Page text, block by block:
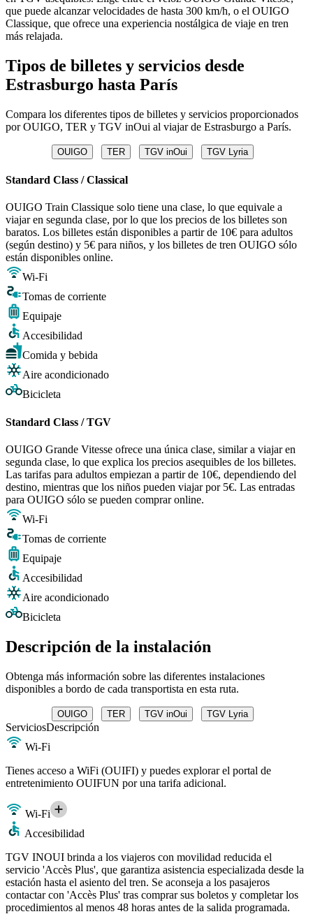
que puede alcanzar velocidades de hasta 300 km/h, o el OUIGO
Classique, que ofrece una experiencia nostálgica de viaje en tren
más relajada.
Tipos de billetes y servicios desde
Estrasburgo hasta París
Compara los diferentes tipos de billetes y servicios proporcionados
por OUIGO, TER y TGV inOui al viajar de Estrasburgo a París.
OUIGO TER TGV inOui TGV Lyria
Standard Class / Classical
OUIGO Train Classique solo tiene una clase, lo que equivale a
viajar en segunda clase, por lo que los precios de los billetes son
baratos. Los billetes están disponibles a partir de 10€ para adultos
(según destino) y 5€ para niños, y los billetes de tren OUIGO sólo
están disponibles online.
Wi-Fi
Tomas de corriente
Equipaje
Accesibilidad
Comida y bebida
Aire acondicionado
Bicicleta
Standard Class / TGV
OUIGO Grande Vitesse ofrece una única clase, similar a viajar en
segunda clase, lo que explica los precios asequibles de los billetes.
Las tarifas para adultos empiezan a partir de 10€, dependiendo del
destino, mientras que los niños pueden viajar por 5€. Las entradas
para OUIGO sólo se pueden comprar online.
Wi-Fi
Tomas de corriente
Equipaje
Accesibilidad
Aire acondicionado
Bicicleta
Descripción de la instalación
Obtenga más información sobre las diferentes instalaciones
disponibles a bordo de cada transportista en esta ruta.
OUIGO TER TGV inOui TGV Lyria
ServiciosDescripción
Wi-Fi
Tienes acceso a WiFi (OUIFI) y puedes explorar el portal de
entretenimiento OUIFUN por una tarifa adicional.
Wi-Fi
Accesibilidad
TGV INOUI brinda a los viajeros con movilidad reducida el
servicio 'Accès Plus', que garantiza asistencia especializada desde la
estación hasta el asiento del tren. Se aconseja a los pasajeros
contactar con 'Accès Plus' tras comprar sus boletos y completar los
procedimientos al menos 48 horas antes de la salida programada.